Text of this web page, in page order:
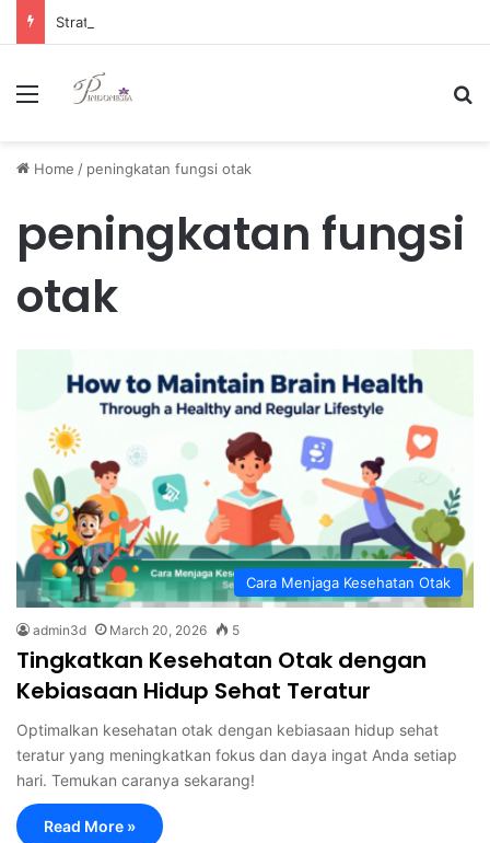
Menu
Home / peningkatan fungsi otak
peningkatan fungsi
otak
Cara Menjaga Kesehatan Otak
admin3d March 20, 2026 5
Tingkatkan Kesehatan Otak dengan
Kebiasaan Hidup Sehat Teratur
Optimalkan kesehatan otak dengan kebiasaan hidup sehat
teratur yang meningkatkan fokus dan daya ingat Anda setiap
hari. Temukan caranya sekarang!
Read More »